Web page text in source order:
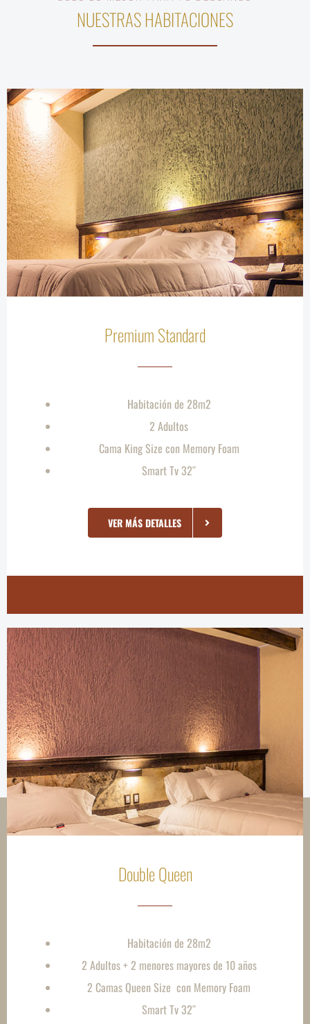
NUESTRAS HABITACIONES
Premium Standard
Habitación de 28m2
2 Adultos
Cama King Size con Memory Foam
Smart Tv 32″
VER MÁS DETALLES
Double Queen
Habitación de 28m2
2 Adultos + 2 menores mayores de 10 años
2 Camas Queen Size con Memory Foam
Smart Tv 32″